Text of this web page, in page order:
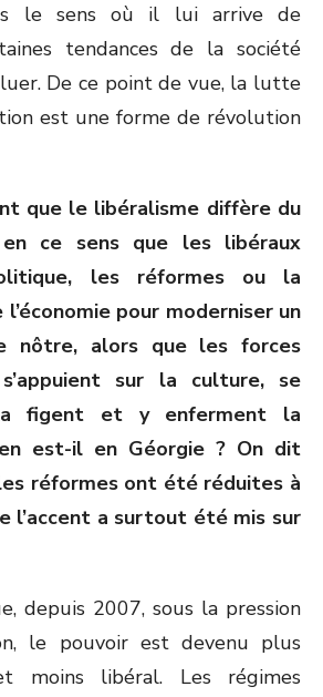
le sens où il lui arrive de
tendances de la société
De ce point de vue, la lutte
est une forme de révolution
que le libéralisme diffère du
en ce sens que les libéraux
les réformes ou la
pour moderniser un
nôtre, alors que les forces
sur la culture, se
la figent et y enferment la
est-il en Géorgie ? On dit
réformes ont été réduites à
l’accent a surtout été mis sur
depuis 2007, sous la pression
le pouvoir est devenu plus
moins libéral. Les régimes